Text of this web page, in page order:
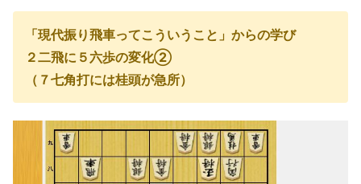
「現代振り飛車ってこういうこと」からの学び
２二飛に５六歩の変化②
（７七角打には桂頭が急所）